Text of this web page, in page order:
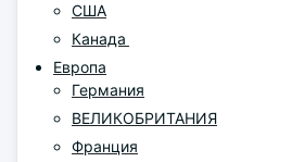
США
Канада
Европа
Германия
ВЕЛИКОБРИТАНИЯ
Франция